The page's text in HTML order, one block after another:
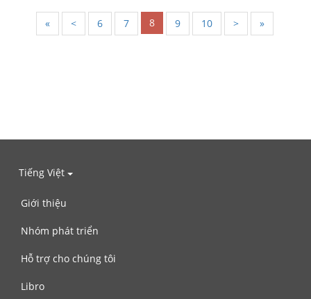
« < 6 7 8 9 10 > »
Tiếng Việt
Giới thiệu
Nhóm phát triển
Hỗ trợ cho chúng tôi
Libro